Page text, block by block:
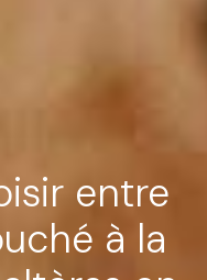
entre
à la